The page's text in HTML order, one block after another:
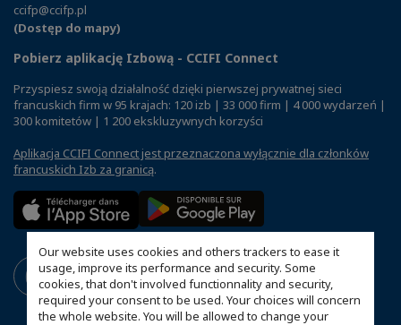
Our website uses cookies and others trackers to ease it
usage, improve its performance and security. Some
cookies, that don't involved functionnality and security,
required your consent to be used. Your choices will concern
the whole website. You will be allowed to change your
ccifp@ccifp.pl
(Dostęp do mapy)
Pobierz aplikację Izbową - CCIFI Connect
Przyspiesz swoją działalność dzięki pierwszej prywatnej sieci
francuskich firm w 95 krajach: 120 izb | 33 000 firm | 4 000 wydarzeń |
300 komitetów | 1 200 ekskluzywnych korzyści
Aplikacja CCIFI Connect jest przeznaczona wyłącznie dla członków
francuskich Izb za granicą.